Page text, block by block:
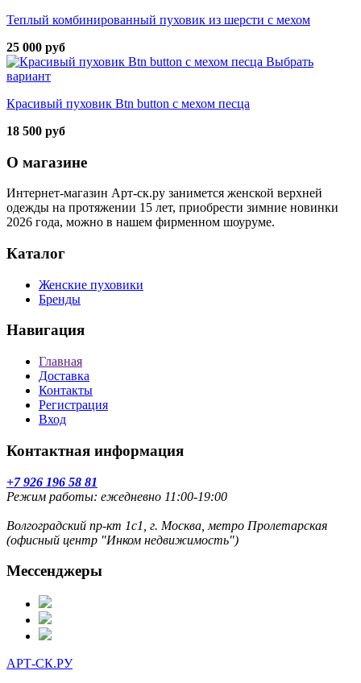
Теплый комбинированный пуховик из шерсти с мехом
25 000 руб
Выбрать
вариант
Красивый пуховик Btn button с мехом песца
18 500 руб
О магазине
Интернет-магазин Арт-ск.ру занимется женской верхней
одежды на протяжении 15 лет, приобрести зимние новинки
2026 года, можно в нашем фирменном шоуруме.
Каталог
Женские пуховики
Бренды
Навигация
Главная
Доставка
Контакты
Регистрация
Вход
Контактная информация
+7 926 196 58 81
Режим работы: ежедневно 11:00-19:00
Волгоградский пр-кт 1с1, г. Москва, метро Пролетарская
(офисный центр "Инком недвижимость")
Мессенджеры
АРТ-СК.РУ